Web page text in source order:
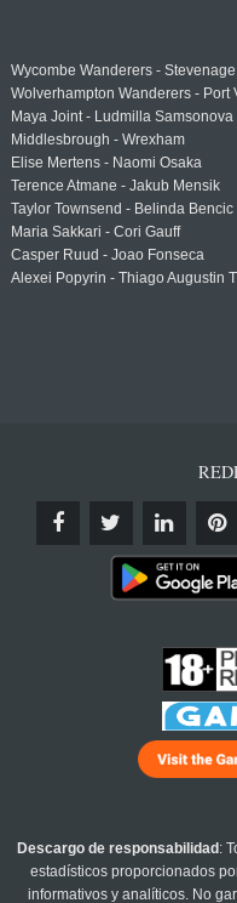
Wycombe Wanderers -
Wolverhampton Wanderers - Port
Maya Joint - Ludmilla Samsonova
Middlesbrough - Wrexham
Elise Mertens - Naomi Osaka
Terence Atmane - Jakub Mensik
Taylor Townsend - Belinda Bencic
Maria Sakkari - Cori Gauff
Casper Ruud - Joao Fonseca
Alexei Popyrin - Thiago Augustin
Descargo de responsabilidad :
estadísticos proporcionados
informativos y analíticos. No